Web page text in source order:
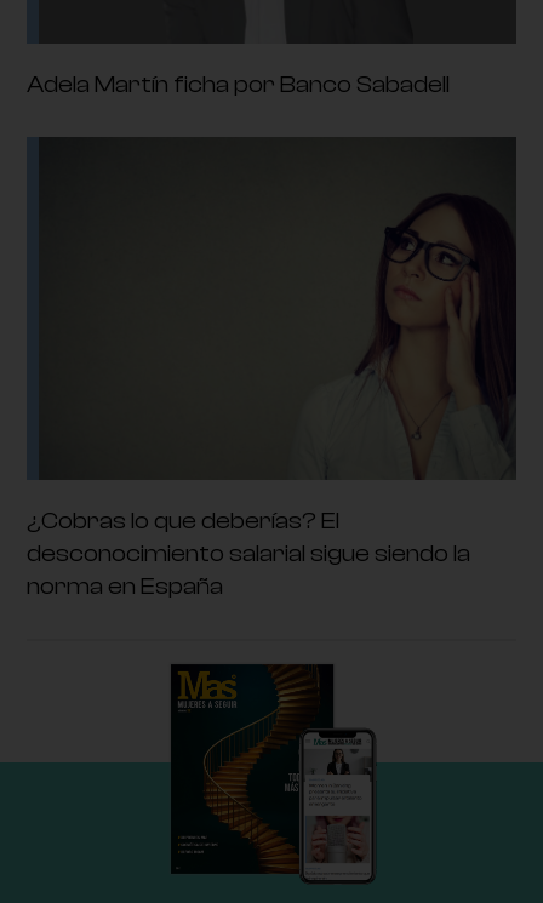
Adela Martín ficha por Banco Sabadell
¿Cobras lo que deberías? El
desconocimiento salarial sigue siendo la
norma en España